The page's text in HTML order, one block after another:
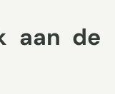
aan de